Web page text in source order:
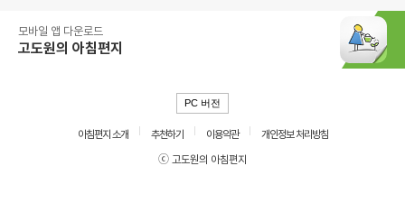
모바일 앱 다운로드
고도원의 아침편지
PC 버전
아침편지 소개 추천하기 이용약관
개인정보 처리방침
ⓒ 고도원의 아침편지